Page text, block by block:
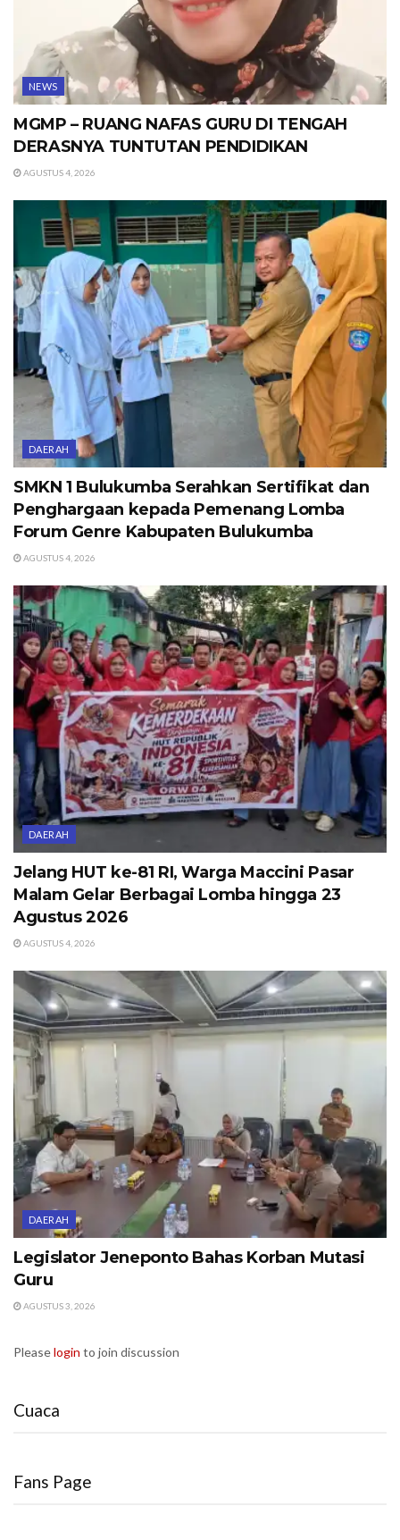
NEWS
MGMP – RUANG NAFAS GURU DI TENGAH
DERASNYA TUNTUTAN PENDIDIKAN
AGUSTUS 4, 2026
DAERAH
SMKN 1 Bulukumba Serahkan Sertifikat dan
Penghargaan kepada Pemenang Lomba
Forum Genre Kabupaten Bulukumba
AGUSTUS 4, 2026
DAERAH
Jelang HUT ke-81 RI, Warga Maccini Pasar
Malam Gelar Berbagai Lomba hingga 23
Agustus 2026
AGUSTUS 4, 2026
DAERAH
Legislator Jeneponto Bahas Korban Mutasi
Guru
AGUSTUS 3, 2026
Pleaselogin to join discussion
Cuaca
Fans Page